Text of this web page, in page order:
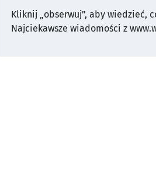
Kliknij „obserwuj”, aby wiedzieć,
Najciekawsze wiadomości z